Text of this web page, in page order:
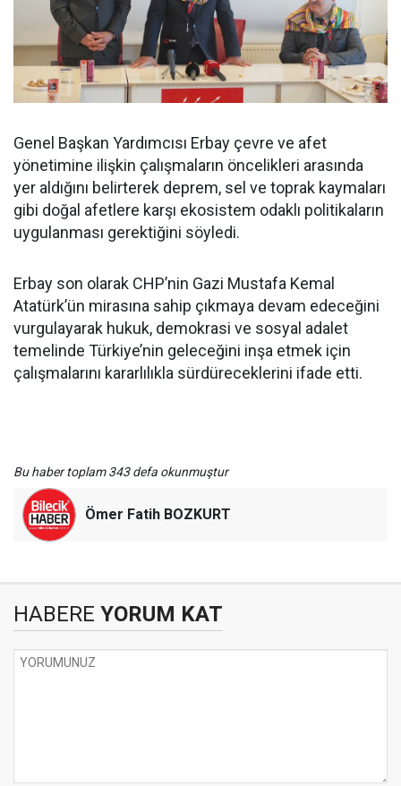
Genel Başkan Yardımcısı Erbay çevre ve afet
yönetimine ilişkin çalışmaların öncelikleri arasında
yer aldığını belirterek deprem, sel ve toprak kaymaları
gibi doğal afetlere karşı ekosistem odaklı politikaların
uygulanması gerektiğini söyledi.
Erbay son olarak CHP’nin Gazi Mustafa Kemal
Atatürk’ün mirasına sahip çıkmaya devam edeceğini
vurgulayarak hukuk, demokrasi ve sosyal adalet
temelinde Türkiye’nin geleceğini inşa etmek için
çalışmalarını kararlılıkla sürdüreceklerini ifade etti.
Bu haber toplam 343 defa okunmuştur
Ömer Fatih BOZKURT
HABERE YORUM KAT